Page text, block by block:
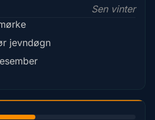
Sen vinter
jevndøgn